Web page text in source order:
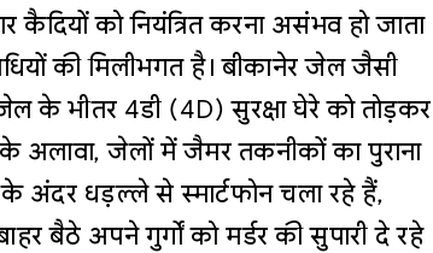
को नियंत्रित करना असंभव हो जाता
की मिलीभगत है। बीकानेर जेल जैसी
के भीतर 4डी (4D) सुरक्षा घेरे को तोड़कर
जेलों में जैमर तकनीकों का पुराना
अंदर धड़ल्ले से स्मार्टफोन चला रहे हैं,
बैठे अपने गुर्गों को मर्डर की सुपारी दे रहे